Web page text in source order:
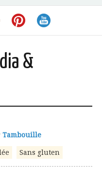
&
Tambouille
Sans gluten